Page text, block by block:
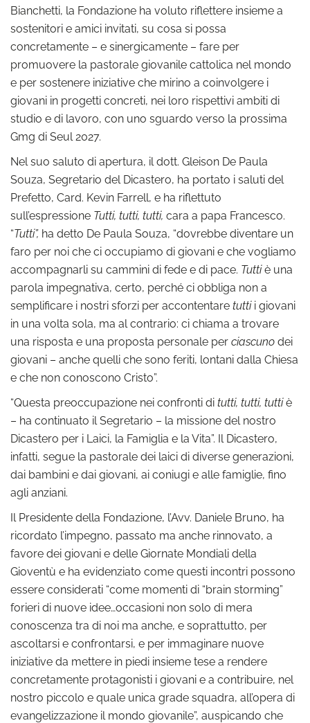
Bianchetti, la Fondazione ha voluto riflettere insieme a
sostenitori e amici invitati, su cosa si possa
concretamente – e sinergicamente – fare per
promuovere la pastorale giovanile cattolica nel mondo
e per sostenere iniziative che mirino a coinvolgere i
giovani in progetti concreti, nei loro rispettivi ambiti di
studio e di lavoro, con uno sguardo verso la prossima
Gmg di Seul 2027.
Nel suo saluto di apertura, il dott. Gleison De Paula
Souza, Segretario del Dicastero, ha portato i saluti del
Prefetto, Card. Kevin Farrell, e ha riflettuto
sull’espressione Tutti, tutti, tutti, cara a papa Francesco.
“Tutti”, ha detto De Paula Souza, “dovrebbe diventare un
faro per noi che ci occupiamo di giovani e che vogliamo
accompagnarli su cammini di fede e di pace. Tuttiè una
parola impegnativa, certo, perché ci obbliga non a
semplificare i nostri sforzi per accontentaretuttii giovani
in una volta sola, ma al contrario: ci chiama a trovare
una risposta e una proposta personale perciascunodei
giovani – anche quelli che sono feriti, lontani dalla Chiesa
e che non conoscono Cristo”.
“Questa preoccupazione nei confronti ditutti, tutti, tuttiè
– ha continuato il Segretario – la missione del nostro
Dicastero per i Laici, la Famiglia e la Vita”. Il Dicastero,
infatti, segue la pastorale dei laici di diverse generazioni,
dai bambini e dai giovani, ai coniugi e alle famiglie, fino
agli anziani.
Il Presidente della Fondazione, l’Avv. Daniele Bruno, ha
ricordato l’impegno, passato ma anche rinnovato, a
favore dei giovani e delle Giornate Mondiali della
Gioventù e ha evidenziato come questi incontri possono
essere considerati “come momenti di “brain storming”
forieri di nuove idee…occasioni non solo di mera
conoscenza tra di noi ma anche, e soprattutto, per
ascoltarsi e confrontarsi, e per immaginare nuove
iniziative da mettere in piedi insieme tese a rendere
concretamente protagonisti i giovani e a contribuire, nel
nostro piccolo e quale unica grade squadra, all’opera di
evangelizzazione il mondo giovanile”, auspicando che